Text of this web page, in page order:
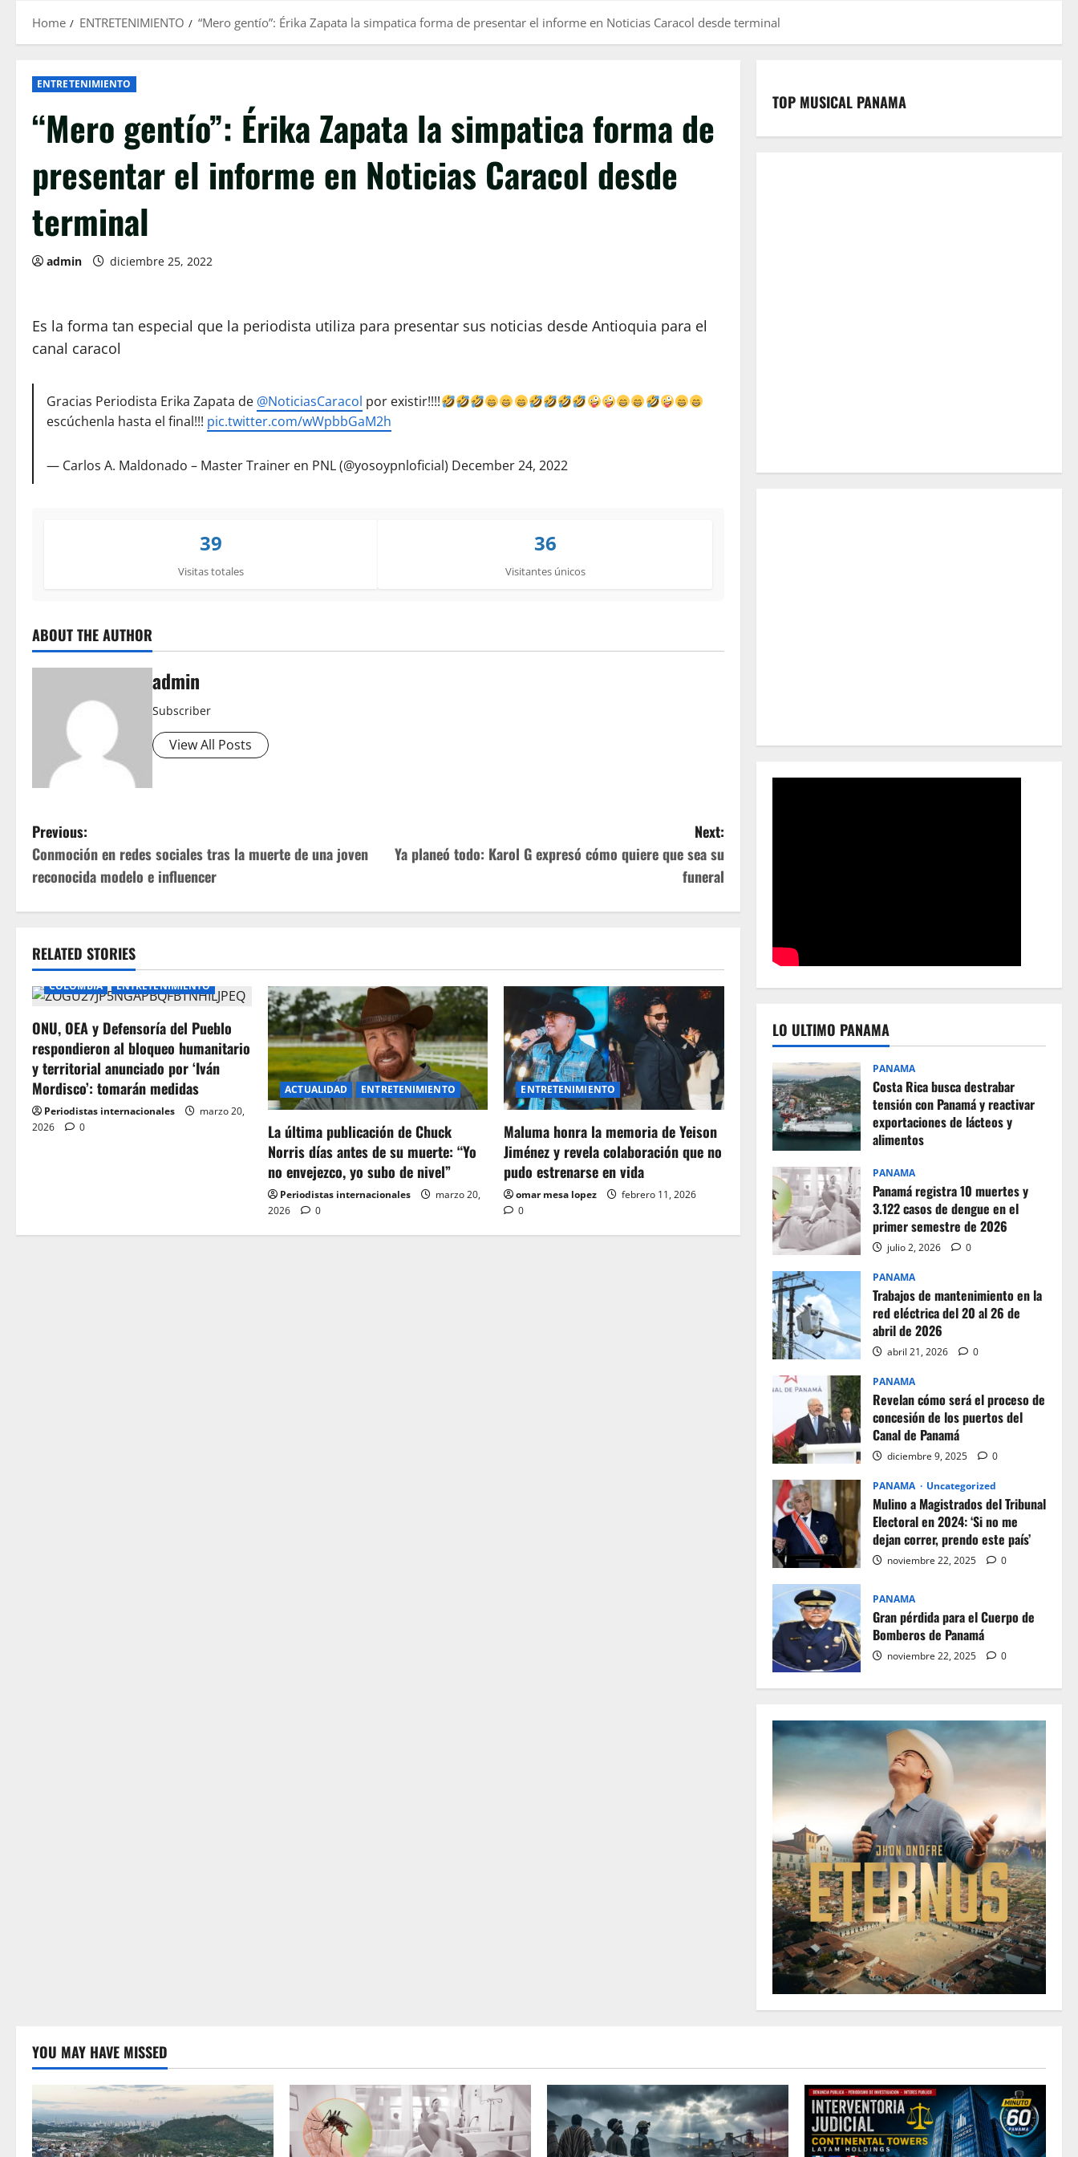
Home ENTRETENIMIENTO “Mero gentío”: Érika Zapata la simpatica forma de presentar el informe en Noticias Caracol desde terminal
ENTRETENIMIENTO
“Mero gentío”: Érika Zapata la simpatica forma de
presentar el informe en Noticias Caracol desde
terminal
admin diciembre 25, 2022
Es la forma tan especial que la periodista utiliza para presentar sus noticias desde Antioquia para el
canal caracol
Gracias Periodista Erika Zapata de @NoticiasCaracol por existir!!!!
escúchenla hasta el final!!! pic.twitter.com/wWpbbGaM2h
— Carlos A. Maldonado – Master Trainer en PNL (@yosoypnloficial) December 24, 2022
39
Visitas totales
36
Visitantes únicos
ABOUT THE AUTHOR
admin
Subscriber
View All Posts
P
o
s
n
a
v
i
g
a
o
Previous:
Conmoción en redes sociales tras la muerte de una joven
reconocida modelo e influencer
Next:
Ya planeó todo: Karol G expresó cómo quiere que sea su
funeral
RELATED STORIES
COLOMBIA ENTRETENIMIENTO
ONU, OEA y Defensoría del Pueblo
respondieron al bloqueo humanitario
y territorial anunciado por ‘Iván
Mordisco’: tomarán medidas
Periodistas internacionales
marzo 20,
2026
0
ACTUALIDAD ENTRETENIMIENTO
La última publicación de Chuck
Norris días antes de su muerte: “Yo
no envejezco, yo subo de nivel”
Periodistas internacionales
marzo 20,
2026
0
ENTRETENIMIENTO
Maluma honra la memoria de Yeison
Jiménez y revela colaboración que no
pudo estrenarse en vida
omar mesa lopez
febrero 11, 2026
0
TOP MUSICAL PANAMA
LO ULTIMO PANAMA
PANAMA
Costa Rica busca destrabar
tensión con Panamá y reactivar
exportaciones de lácteos y
alimentos
PANAMA
Panamá registra 10 muertes y
3.122 casos de dengue en el
primer semestre de 2026
julio 2, 2026 0
PANAMA
Trabajos de mantenimiento en la
red eléctrica del 20 al 26 de
abril de 2026
abril 21, 2026 0
PANAMA
Revelan cómo será el proceso de
concesión de los puertos del
Canal de Panamá
diciembre 9, 2025 0
PANAMA Uncategorized
Mulino a Magistrados del Tribunal
Electoral en 2024: ‘Si no me
dejan correr, prendo este país’
noviembre 22, 2025 0
PANAMA
Gran pérdida para el Cuerpo de
Bomberos de Panamá
noviembre 22, 2025 0
YOU MAY HAVE MISSED